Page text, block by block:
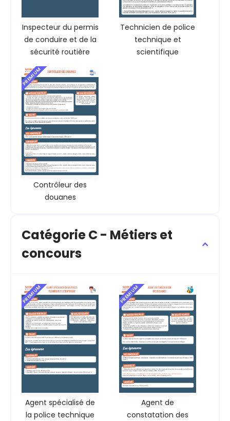
Inspecteur du permis
de conduire et de la
sécurité routière
Technicien de police
technique et
scientifique
PREMIUM
Contrôleur des
douanes
Catégorie C - Métiers et
concours
PREMIUM
Agent spécialisé de
la police technique
PREMIUM
Agent de
constatation des